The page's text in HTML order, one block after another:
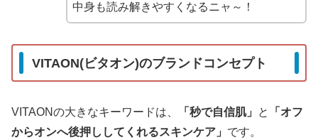
中身も読み解きやすくなるニャ～！
VITAON(ビタオン)のブランドコンセプト
VITAONの大きなキーワードは、 「秒で自信肌」 と
「オフ
からオンへ後押ししてくれるスキンケア」 です。